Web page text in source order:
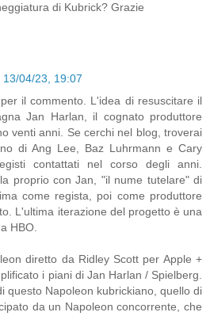
di Kubrick? Grazie
13/04/23, 19:07
il commento. L'idea di resuscitare il
Jan Harlan, il cognato produttore
venti anni. Se cerchi nel blog, troverai
di Ang Lee, Baz Luhrmann e Cary
contattati nel corso degli anni.
proprio con Jan, "il nume tutelare" di
come regista, poi come produttore
L'ultima iterazione del progetto è una
HBO.
diretto da Ridley Scott per Apple +
i piani di Jan Harlan / Spielberg.
questo Napoleon kubrickiano, quello di
da un Napoleon concorrente, che